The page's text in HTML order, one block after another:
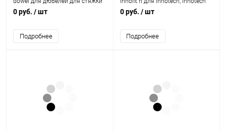
rastex 15 9079402 Hettich
0 руб. / шт
Подробнее
atira 9019743 Hettich
0 руб. / шт
Подробнее